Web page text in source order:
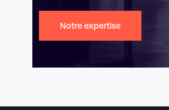
Notre expertise